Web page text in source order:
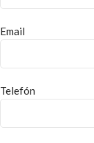
Email
Telefón